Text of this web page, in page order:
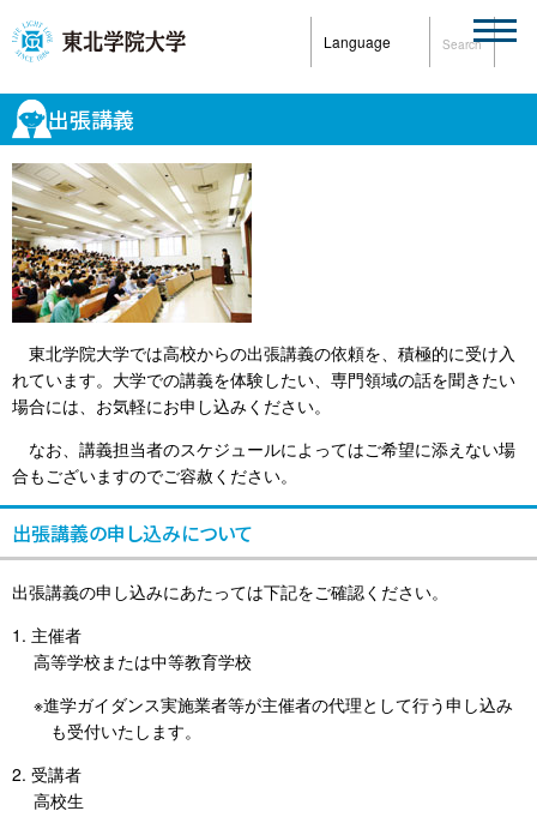
Language Search
出張講義
東北学院大学では高校からの出張講義の依頼を、積極的に受け入
れています。大学での講義を体験したい、専門領域の話を聞きたい
場合には、お気軽にお申し込みください。
なお、講義担当者のスケジュールによってはご希望に添えない場
合もございますのでご容赦ください。
出張講義の申し込みについて
出張講義の申し込みにあたっては下記をご確認ください。
主催者
高等学校または中等教育学校
※進学ガイダンス実施業者等が主催者の代理として行う申し込み
も受付いたします。
受講者
高校生